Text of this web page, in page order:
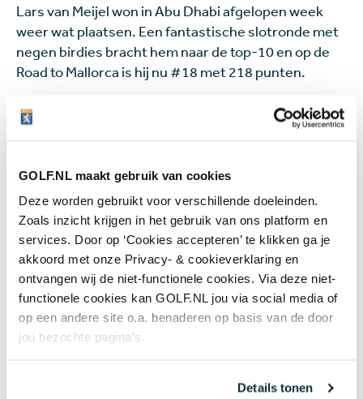
GOLF.NL maakt gebruik van cookies
Deze worden gebruikt voor verschillende doeleinden.
Zoals inzicht krijgen in het gebruik van ons platform en
services. Door op ‘Cookies accepteren’ te klikken ga je
akkoord met onze Privacy- & cookieverklaring en
ontvangen wij de niet-functionele cookies. Via deze niet-
functionele cookies kan GOLF.NL jou via social media of
op een andere site o.a. benaderen op basis van de door
jou bezochte pagina’s.
Details tonen
Lars van Meijel won in Abu Dhabi afgelopen week
weer wat plaatsen. Een fantastische slotronde met
negen birdies bracht hem naar de top-10 en op de
Road to Mallorca is hij nu #18 met 218 punten.
Oceaanbaan
jaarranglijst, dus de cut halen in de UAE Challenge
zou al heel goed zijn voor het vertrouwen. Dat moet
dan gebeuren op Saadiyat Beach Golf Club, een door
Gary Player ontworpen ‘oceaanbaan’ die mede door
de duinen een wat links-achtig uiterlijk heeft. Op de
foto’s ziet de baan er in ieder geval uit om door een
ringetje te halen. Op Saadiyat Island, een kilometer
of tien ten noordoosten van hartje Abu Dhabi,
hebben we ook weer de nodige spelers in het veld
Tour maar nu een trapje zijn gezakt. Denk daarbij aan